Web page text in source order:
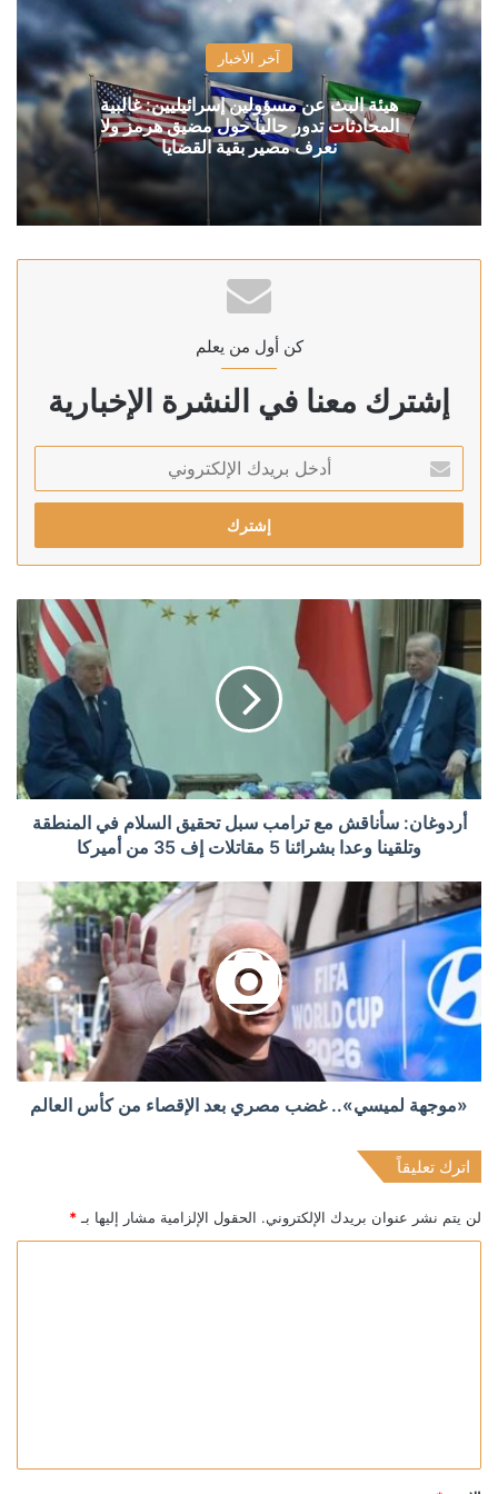
آخر الأخبار
هيئة البث عن مسؤولين إسرائيليين: غالبية
المحادثات تدور حاليا حول مضيق هرمز ولا
نعرف مصير بقية القضايا
كن أول من يعلم
إشترك معنا في النشرة الإخبارية
بريدك
الإلكتروني
أردوغان: سأناقش مع ترامب سبل تحقيق السلام في المنطقة
وتلقينا وعدا بشرائنا 5 مقاتلات إف 35 من أميركا
«موجهة لميسي».. غضب مصري بعد الإقصاء من كأس العالم
اترك تعليقاً
لن يتم نشر عنوان بريدك الإلكتروني. الحقول الإلزامية مشار إليها بـ *
*